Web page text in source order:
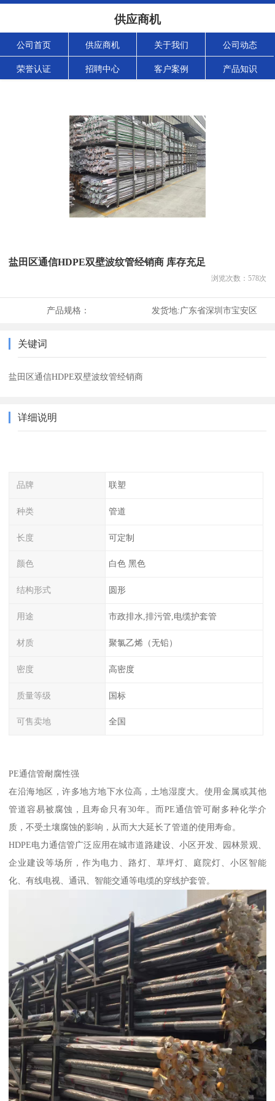
供应商机
公司首页 供应商机 关于我们 公司动态
荣誉认证 招聘中心 客户案例 产品知识
盐田区通信HDPE双壁波纹管经销商 库存充足
浏览次数： 578次
产品规格： 发货地:广东省深圳市宝安区
关键词
盐田区通信HDPE双壁波纹管经销商
详细说明
品牌 联塑
种类 管道
长度 可定制
颜色 白色 黑色
结构形式 圆形
用途 市政排水,排污管,电缆护套管
材质 聚氯乙烯（无铅）
密度 高密度
质量等级 国标
可售卖地 全国
PE通信管耐腐性强
在沿海地区，许多地方地下水位高，土地湿度大。使用金属或其他
管道容易被腐蚀，且寿命只有30年。而PE通信管可耐多种化学介
质，不受土壤腐蚀的影响，从而大大延长了管道的使用寿命。
HDPE电力通信管广泛应用在城市道路建设、小区开发、园林景观、
企业建设等场所，作为电力、路灯、草坪灯、庭院灯、小区智能
化、有线电视、通讯、智能交通等电缆的穿线护套管。